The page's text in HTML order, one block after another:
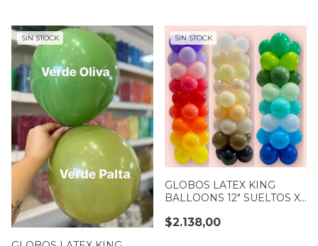
SIN STOCK SIN STOCK
GLOBOS LATEX KING
BALLOONS 12" SUELTOS X
$2.138,00